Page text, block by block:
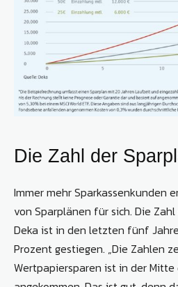
Die Zahl der
Immer mehr Sparkassenkunden
von Sparplänen für sich. Die
Deka ist in den letzten fünf
Prozent gestiegen. „Die Zahlen
Wertpapiersparen ist in der